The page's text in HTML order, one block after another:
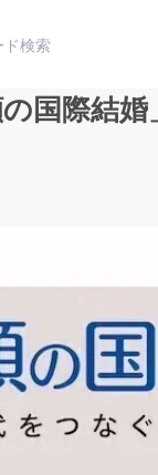
ジー・ガジェット
画
の国際結